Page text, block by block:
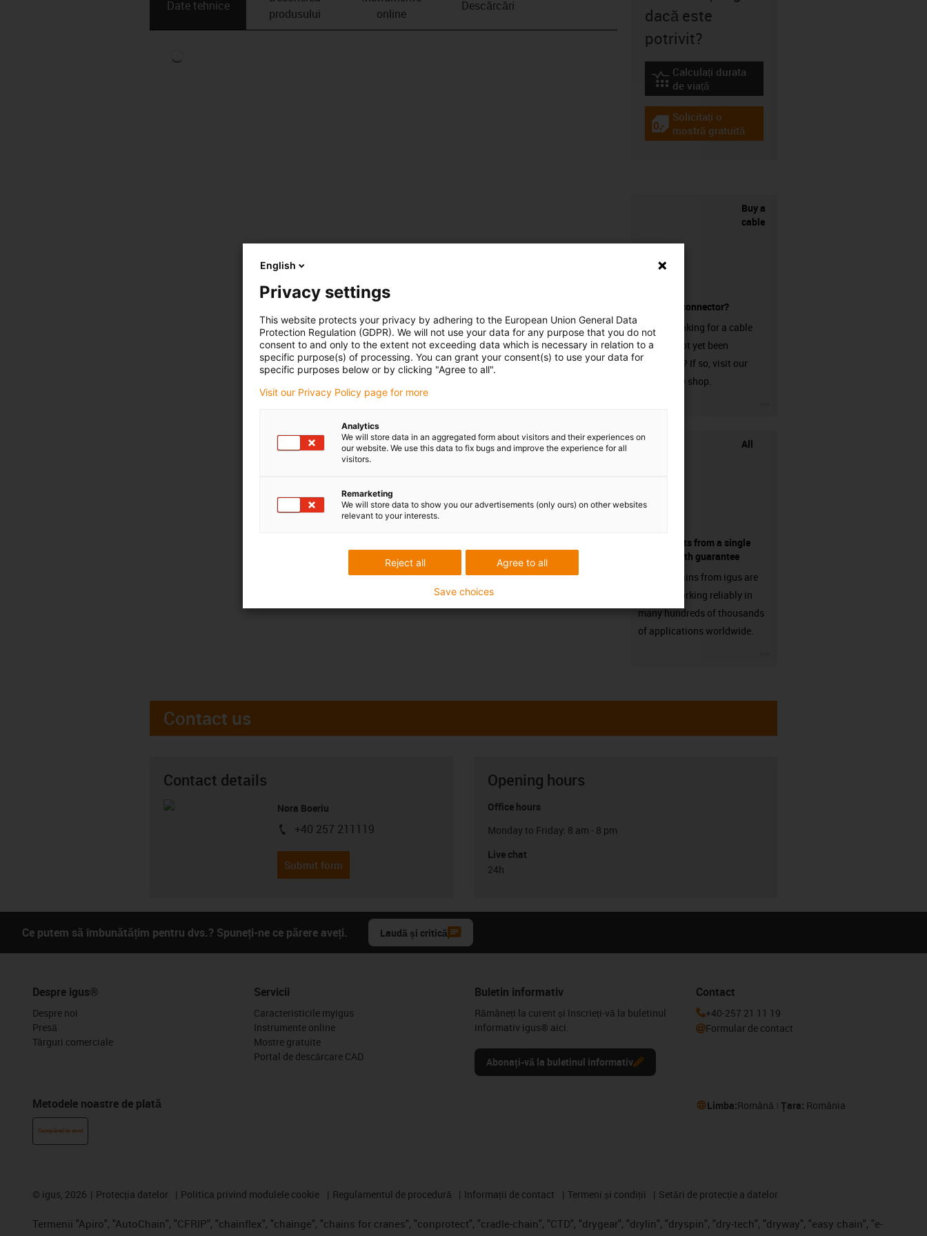
Date tehnice
produsului
online
Descărcări
dacă este
potrivit?
igus-icon-lebensdauerrechner
Calculați durata
de viață
igus-icon-gratismuster
Solicitați o
mostră gratuită
Buy a
cable
without a connector?
Are you looking for a cable
that has not yet been
harnessed? If so, visit our
chainflex® shop.
All
components from a single
source - with guarantee
Energy chains from igus are
already working reliably in
many hundreds of thousands
of applications worldwide.
Contact us
Contact details
Nora Boeriu
igus-icon-phone
+40 257 211119
Submit form
Opening hours
Office hours
Monday to Friday: 8 am - 8 pm
Live chat
24h
Ce putem să îmbunătățim pentru dvs.? Spuneți-ne ce părere aveți. Laudă și critică
Despre igus®
Despre noi
Presă
Târguri comerciale
Metodele noastre de plată
Cumpărați în cont
Servicii
Caracteristicile myigus
Instrumente online
Mostre gratuite
Portal de descărcare CAD
Buletin informativ
Rămâneți la curent și înscrieți-vă la buletinul
informativ igus® aici.
Abonați-vă la buletinul informativ
Contact
+40-257 21 11 19
Formular de contact
Limba:Română Țara: România
© igus, 2026 Protecția datelor Politica privind modulele cookie Regulamentul de procedură Informații de contact Termeni și condiții Setări de protecție a datelor
Termenii "Apiro", "AutoChain", "CFRIP", "chainflex", "chainge", "chains for cranes", "conprotect", "cradle-chain", "CTD", "drygear", "drylin", "dryspin", "dry-tech", "dryway", "easy chain", "e-
English
Privacy settings
This website protects your privacy by adhering to the European Union General Data
Protection Regulation (GDPR). We will not use your data for any purpose that you do not
consent to and only to the extent not exceeding data which is necessary in relation to a
specific purpose(s) of processing. You can grant your consent(s) to use your data for
specific purposes below or by clicking "Agree to all".
Visit our Privacy Policy page for more
Analytics
We will store data in an aggregated form about visitors and their experiences on
our website. We use this data to fix bugs and improve the experience for all
visitors.
Remarketing
We will store data to show you our advertisements (only ours) on other websites
relevant to your interests.
Agree to all
Reject all
Save choices